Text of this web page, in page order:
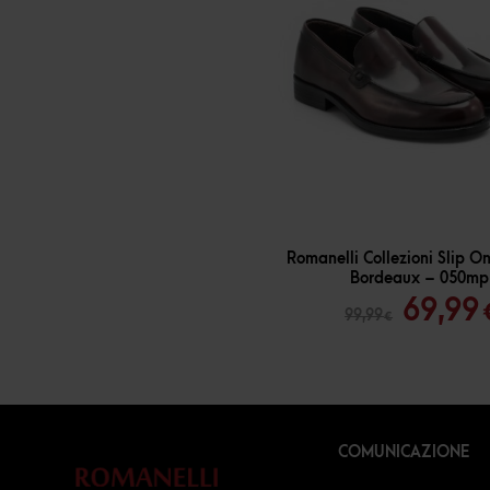
30
Romanelli Collezioni Slip
Bordeaux – 050mp
99,99€
Il
era:
99,99
69,99
COMUNICAZIONE